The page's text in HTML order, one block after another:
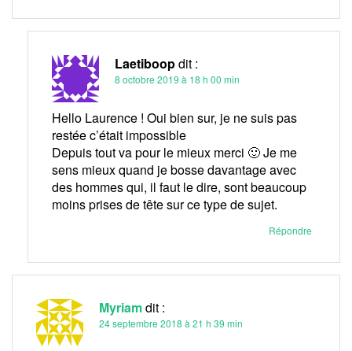
Laetiboopdit :
8 octobre 2019 à 18 h 00 min
Hello Laurence ! Oui bien sur, je ne suis pas
restée c’était impossible
Depuis tout va pour le mieux merci 🙂 Je me
sens mieux quand je bosse davantage avec
des hommes qui, il faut le dire, sont beaucoup
moins prises de tête sur ce type de sujet.
Répondre
Myriamdit :
24 septembre 2018 à 21 h 39 min